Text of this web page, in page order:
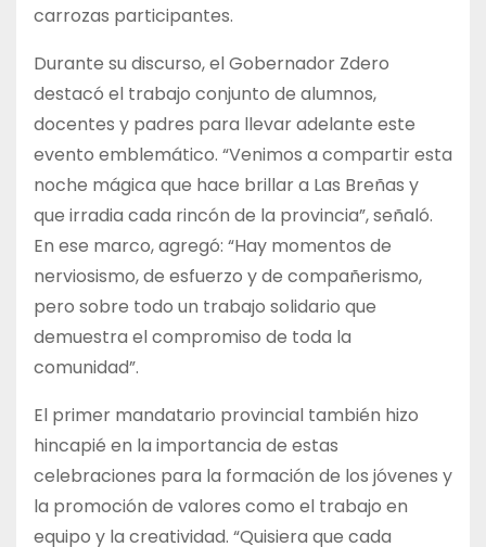
carrozas participantes.
Durante su discurso, el Gobernador Zdero
destacó el trabajo conjunto de alumnos,
docentes y padres para llevar adelante este
evento emblemático. “Venimos a compartir esta
noche mágica que hace brillar a Las Breñas y
que irradia cada rincón de la provincia”, señaló.
En ese marco, agregó: “Hay momentos de
nerviosismo, de esfuerzo y de compañerismo,
pero sobre todo un trabajo solidario que
demuestra el compromiso de toda la
comunidad”.
El primer mandatario provincial también hizo
hincapié en la importancia de estas
celebraciones para la formación de los jóvenes y
la promoción de valores como el trabajo en
equipo y la creatividad. “Quisiera que cada